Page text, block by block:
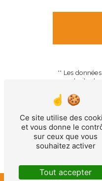
** Les
sous-
13014
exercer ces
pourra vous
contentieux.
Ce site utilise des
et vous donne le
sur ceux que vous
souhaitez activer
Tout accepter